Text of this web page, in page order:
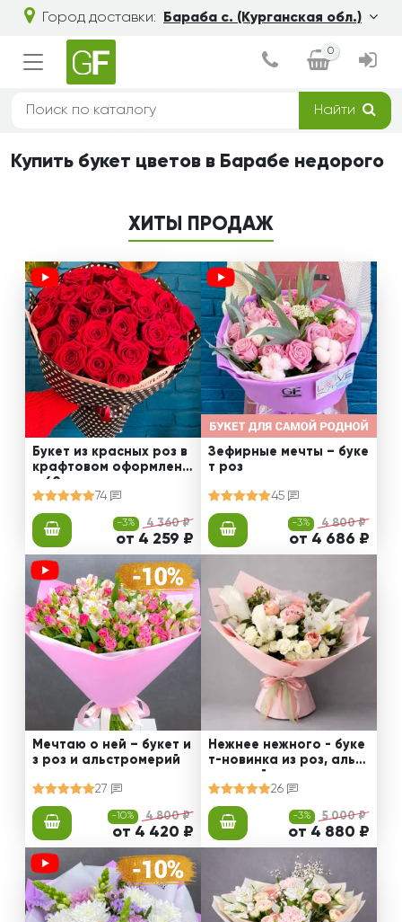
Город доставки: Бараба с. (Курганская обл.)
0
Найти
Купить букет цветов в Барабе недорого
ХИТЫ ПРОДАЖ
Букет из красных роз в
крафтовом оформлени
и 60 см
74
-3% 4 360 ₽
от 4 259 ₽
Зефирные мечты – буке
т роз
45
-3% 4 800 ₽
от 4 686 ₽
Мечтаю о ней – букет и
з роз и альстромерий
27
-10% 4 800 ₽
от 4 420 ₽
Нежнее нежного - буке
т-новинка из роз, альст
ромерий и калл
26
-3% 5 000 ₽
от 4 880 ₽